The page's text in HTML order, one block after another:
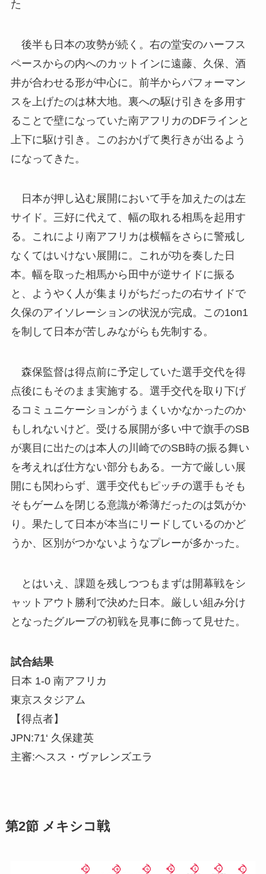
た
後半も日本の攻勢が続く。右の堂安のハーフス
ペースからの内へのカットインに遠藤、久保、酒
井が合わせる形が中心に。前半からパフォーマン
スを上げたのは林大地。裏への駆け引きを多用す
ることで壁になっていた南アフリカのDFラインと
上下に駆け引き。このおかげて奥行きが出るよう
になってきた。
日本が押し込む展開において手を加えたのは左
サイド。三好に代えて、幅の取れる相馬を起用す
る。これにより南アフリカは横幅をさらに警戒し
なくてはいけない展開に。これが功を奏した日
本。幅を取った相馬から田中が逆サイドに振る
と、ようやく人が集まりがちだったの右サイドで
久保のアイソレーションの状況が完成。この1on1
を制して日本が苦しみながらも先制する。
森保監督は得点前に予定していた選手交代を得
点後にもそのまま実施する。選手交代を取り下げ
るコミュニケーションがうまくいかなかったのか
もしれないけど。受ける展開が多い中で旗手のSB
が裏目に出たのは本人の川崎でのSB時の振る舞い
を考えれば仕方ない部分もある。一方で厳しい展
開にも関わらず、選手交代もピッチの選手もそも
そもゲームを閉じる意識が希薄だったのは気がか
り。果たして日本が本当にリードしているのかど
うか、区別がつかないようなプレーが多かった。
とはいえ、課題を残しつつもまずは開幕戦をシ
ャットアウト勝利で決めた日本。厳しい組み分け
となったグループの初戦を見事に飾って見せた。
試合結果
日本 1-0 南アフリカ
東京スタジアム
【得点者】
JPN:71‘ 久保建英
主審:ヘスス・ヴァレンズエラ
第2節 メキシコ戦